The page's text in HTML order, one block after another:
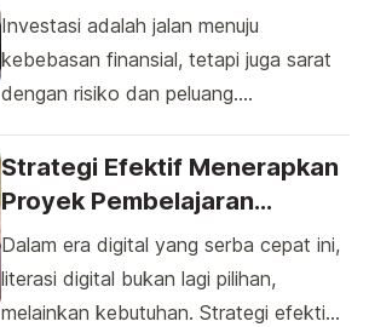
Investasi: Strategi dan
Teknik Optimal untuk
Investor Pemula dan
Investasi adalah jalan menuju
kebebasan finansial, tetapi juga sarat
dengan risiko dan peluang.
investasi bukanlah tugas yang mudah,
terutama bagi mereka yang baru
memahami risiko dan imbal hasil
investasi: strategi dan teknik optimal
Strategi Efektif Menerapkan
Proyek Pembelajaran
Teknologi untuk
Meningkatkan Literasi Digital
di Sekolah Dasar
Dalam era digital yang serba cepat ini,
literasi digital bukan lagi pilihan,
melainkan kebutuhan. Strategi efektif